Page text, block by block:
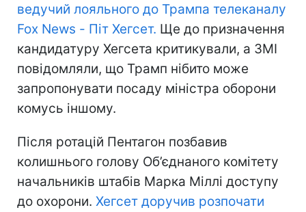
ведучий лояльного до Трампа телеканалу
Fox News - Піт Хегсет. Ще до призначення
кандидатуру Хегсета критикували, а ЗМІ
повідомляли, що Трамп нібито може
запропонувати посаду міністра оборони
комусь іншому.
Після ротацій Пентагон позбавив
колишнього голову Об’єднаного комітету
начальників штабів Марка Міллі доступу
до охорони. Хегсет доручив розпочати